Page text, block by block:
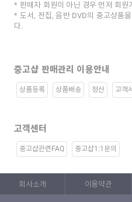
판매자 회원이 아닌 경우 먼저 회원
도서, 전집, 음반 DVD의 중고상품
다.
중고샵 판매관리 이용안내
상품등록 상품배송 정산 고객
고객센터
중고샵관련FAQ 중고샵1:1문의
회사소개 이용약관